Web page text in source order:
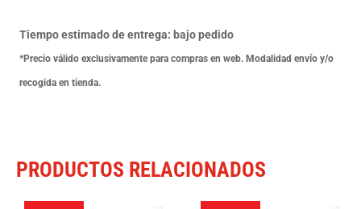
Aquila
CD3377
cantidad
Tiempo estimado de entrega: bajo pedido
*Precio válido exclusivamente para compras en web. Modalidad envío y/o
recogida en tienda.
PRODUCTOS RELACIONADOS